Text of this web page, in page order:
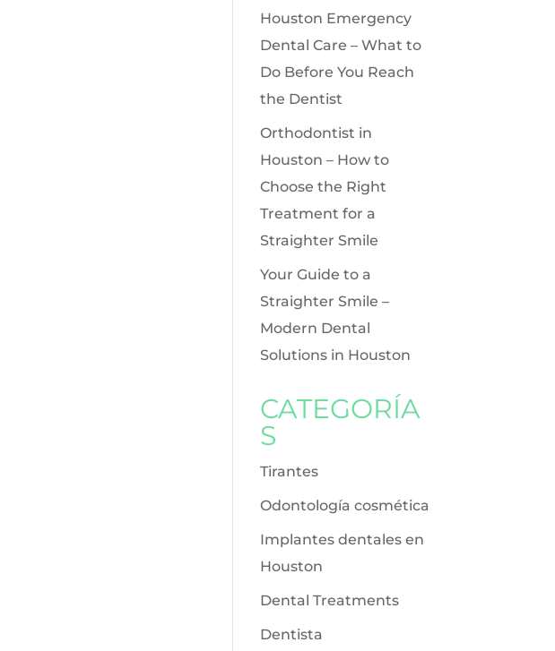
Houston Emergency
Dental Care – What to
Do Before You Reach
the Dentist
Orthodontist in
Houston – How to
Choose the Right
Treatment for a
Straighter Smile
Your Guide to a
Straighter Smile –
Modern Dental
Solutions in Houston
CATEGORÍA
S
Tirantes
Odontología cosmética
Implantes dentales en
Houston
Dental Treatments
Dentista